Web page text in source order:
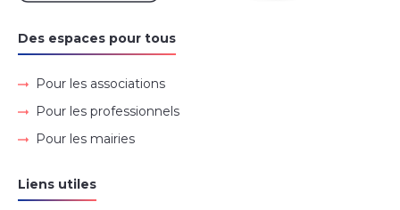
Des espaces pour tous
Pour les associations
Pour les professionnels
Pour les mairies
Liens utiles